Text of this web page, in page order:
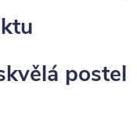
postel